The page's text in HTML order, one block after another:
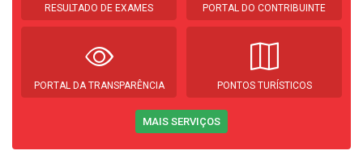
RESULTADO DE EXAMES PORTAL DO CONTRIBUINTE
PORTAL DA TRANSPARÊNCIA PONTOS TURÍSTICOS
MAIS SERVIÇOS